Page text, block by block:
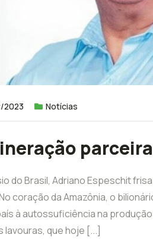
2023 Notícias
do Brasil, Adriano Espeschit
coração da Amazônia, o
à autossuficiência na
lavouras, que hoje [...]